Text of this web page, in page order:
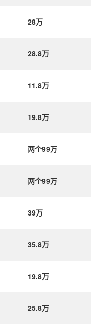
28万
28.8万
11.8万
19.8万
两个99万
两个99万
39万
35.8万
19.8万
25.8万